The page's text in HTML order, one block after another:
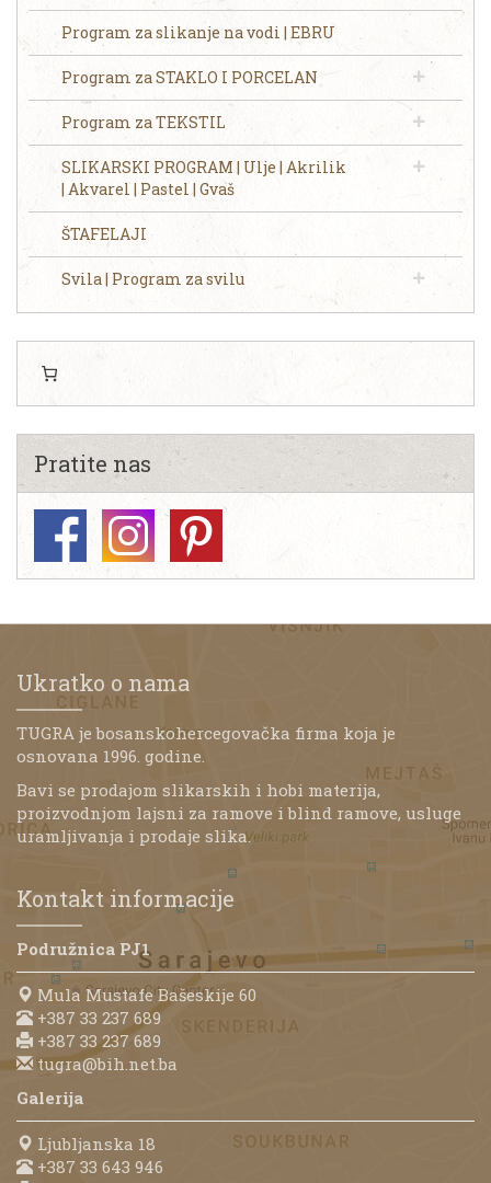
Program za slikanje na vodi | EBRU
Program za STAKLO I PORCELAN
Program za TEKSTIL
SLIKARSKI PROGRAM | Ulje | Akrilik
| Akvarel | Pastel | Gvaš
ŠTAFELAJI
Svila | Program za svilu
Pratite nas
Ukratko o nama
TUGRA je bosanskohercegovačka firma koja je
osnovana 1996. godine.
Bavi se prodajom slikarskih i hobi materija,
proizvodnjom lajsni za ramove i blind ramove, usluge
uramljivanja i prodaje slika.
Kontakt informacije
Podružnica PJ1
Mula Mustafe Bašeskije 60
+387 33 237 689
+387 33 237 689
tugra@bih.net.ba
Galerija
Ljubljanska 18
+387 33 643 946